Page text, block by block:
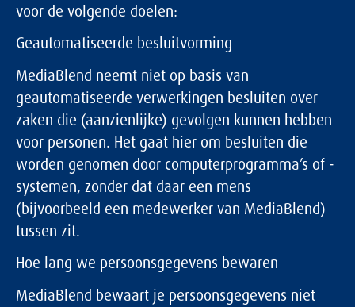
voor de volgende doelen:
Geautomatiseerde besluitvorming
MediaBlend neemt niet op basis van
geautomatiseerde verwerkingen besluiten over
zaken die (aanzienlijke) gevolgen kunnen hebben
voor personen. Het gaat hier om besluiten die
worden genomen door computerprogramma’s of -
systemen, zonder dat daar een mens
(bijvoorbeeld een medewerker van MediaBlend)
tussen zit.
Hoe lang we persoonsgegevens bewaren
MediaBlend bewaart je persoonsgegevens niet